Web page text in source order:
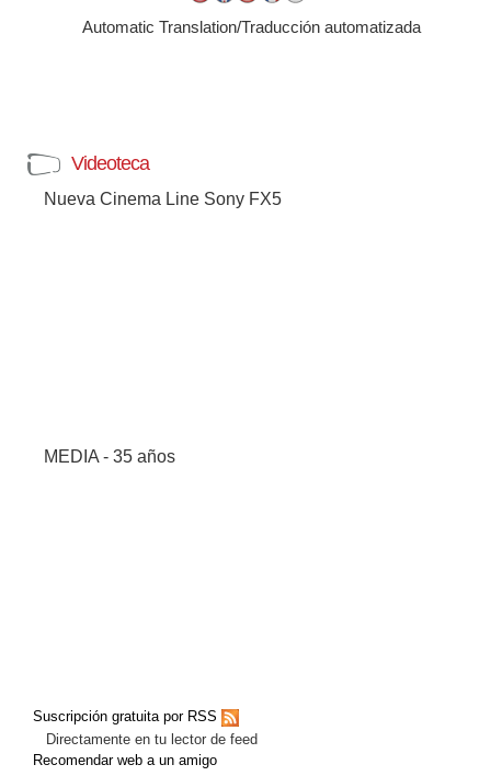
Automatic Translation/Traducción automatizada
Videoteca
Nueva Cinema Line Sony FX5
MEDIA - 35 años
Suscripción gratuita por RSS
Directamente en tu lector de feed
Recomendar web a un amigo